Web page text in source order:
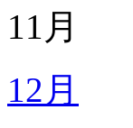
11月
12月